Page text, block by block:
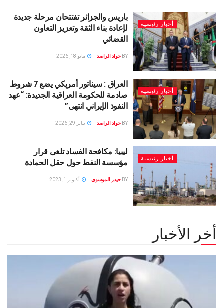
أخبار رئيسية
باريس والجزائر تفتتحان مرحلة جديدة
لإعادة بناء الثقة وتعزيز التعاون
القضائي
BY جواد الراصد مايو 18, 2026
أخبار رئيسية
العراق : سيناتور أمريكي يضع 7 شروط
صادمة للحكومة العراقية الجديدة: “عهد
النفوذ الإيراني انتهى”
BY جواد الراصد يناير 29, 2026
أخبار رئيسية
ليبيا: مكافحة الفساد تلغى قرار
مؤسسة النفط حول حقل الحمادة
BY حيدر الموسوى أكتوبر 1, 2023
أخر الأخبار